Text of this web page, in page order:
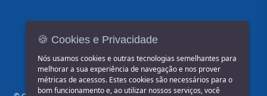
🍪 Cookies e Privacidade
Nós usamos cookies e outras tecnologias semelhantes para
melhorar a sua experiência de navegação e nos prover
métricas de acessos. Estes cookies são necessários para o
bom funcionamento e, ao utilizar nossos serviços, você